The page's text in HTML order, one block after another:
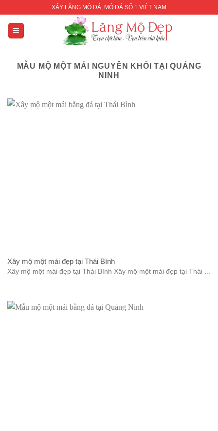
content
XÂY LĂNG MỘ ĐÁ, MỘ ĐÁ SỐ 1 VIỆT NAM
MẪU MỘ MỘT MÁI NGUYÊN KHỐI TẠI QUẢNG
NINH
Xây mộ một mái đẹp tại Thái Bình
Xây mộ một mái đẹp tại Thái Bình Xây mộ một mái đẹp tại Thái ...